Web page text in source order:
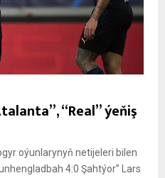
“Real” ýeňiş
oýunlarynyň netijeleri bilen
4:0 Şahtýor” Lars